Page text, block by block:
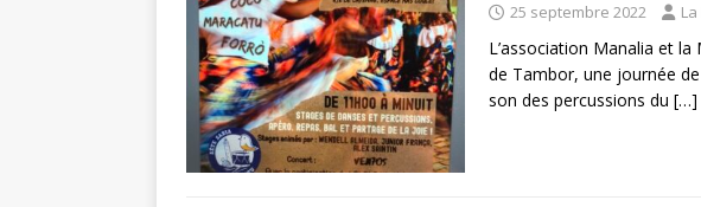
25 septembre 2022
L’association Manalia et
de Tambor, une journée
son des percussions du […]